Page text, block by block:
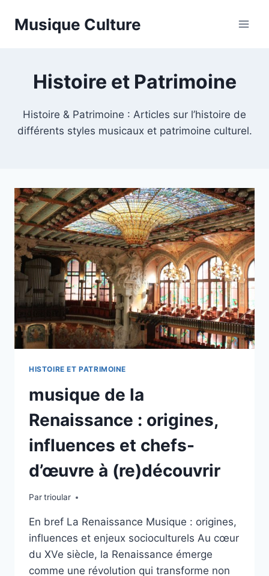
Musique Culture
Histoire et Patrimoine
Histoire & Patrimoine : Articles sur l’histoire de
différents styles musicaux et patrimoine culturel.
HISTOIRE ET PATRIMOINE
musique de la
Renaissance : origines,
influences et chefs-
d’œuvre à (re)découvrir
Partrioular
En bref La Renaissance Musique : origines,
influ­ences et enjeux socioculturels Au cœur
du XVe siècle, la Renaissance émerge
comme une révolution qui transforme non